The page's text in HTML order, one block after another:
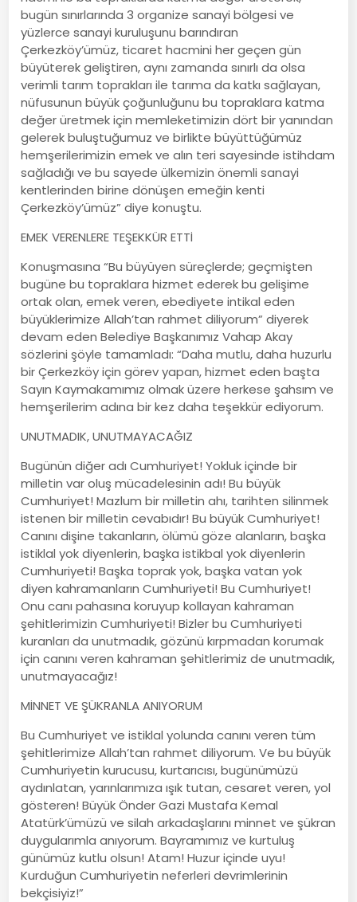
bugün sınırlarında 3 organize sanayi bölgesi ve
yüzlerce sanayi kuruluşunu barındıran
Çerkezköy’ümüz, ticaret hacmini her geçen gün
büyüterek geliştiren, aynı zamanda sınırlı da olsa
verimli tarım toprakları ile tarıma da katkı sağlayan,
nüfusunun büyük çoğunluğunu bu topraklara katma
değer üretmek için memleketimizin dört bir yanından
gelerek buluştuğumuz ve birlikte büyüttüğümüz
hemşerilerimizin emek ve alın teri sayesinde istihdam
sağladığı ve bu sayede ülkemizin önemli sanayi
kentlerinden birine dönüşen emeğin kenti
Çerkezköy’ümüz” diye konuştu.
EMEK VERENLERE TEŞEKKÜR ETTİ
Konuşmasına “Bu büyüyen süreçlerde; geçmişten
bugüne bu topraklara hizmet ederek bu gelişime
ortak olan, emek veren, ebediyete intikal eden
büyüklerimize Allah’tan rahmet diliyorum” diyerek
devam eden Belediye Başkanımız Vahap Akay
sözlerini şöyle tamamladı: “Daha mutlu, daha huzurlu
bir Çerkezköy için görev yapan, hizmet eden başta
Sayın Kaymakamımız olmak üzere herkese şahsım ve
hemşerilerim adına bir kez daha teşekkür ediyorum.
UNUTMADIK, UNUTMAYACAĞIZ
Bugünün diğer adı Cumhuriyet! Yokluk içinde bir
milletin var oluş mücadelesinin adı! Bu büyük
Cumhuriyet! Mazlum bir milletin ahı, tarihten silinmek
istenen bir milletin cevabıdır! Bu büyük Cumhuriyet!
Canını dişine takanların, ölümü göze alanların, başka
istiklal yok diyenlerin, başka istikbal yok diyenlerin
Cumhuriyeti! Başka toprak yok, başka vatan yok
diyen kahramanların Cumhuriyeti! Bu Cumhuriyet!
Onu canı pahasına koruyup kollayan kahraman
şehitlerimizin Cumhuriyeti! Bizler bu Cumhuriyeti
kuranları da unutmadık, gözünü kırpmadan korumak
için canını veren kahraman şehitlerimiz de unutmadık,
unutmayacağız!
MİNNET VE ŞÜKRANLA ANIYORUM
Bu Cumhuriyet ve istiklal yolunda canını veren tüm
şehitlerimize Allah’tan rahmet diliyorum. Ve bu büyük
Cumhuriyetin kurucusu, kurtarıcısı, bugünümüzü
aydınlatan, yarınlarımıza ışık tutan, cesaret veren, yol
gösteren! Büyük Önder Gazi Mustafa Kemal
Atatürk’ümüzü ve silah arkadaşlarını minnet ve şükran
duygularımla anıyorum. Bayramımız ve kurtuluş
günümüz kutlu olsun! Atam! Huzur içinde uyu!
Kurduğun Cumhuriyetin neferleri devrimlerinin
bekçisiyiz!”